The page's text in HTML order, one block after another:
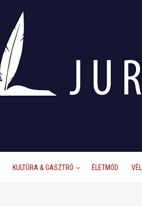
KULTÚRA & GASZTRÓ ÉLETMÓD